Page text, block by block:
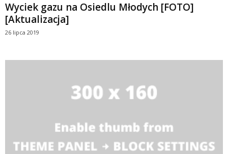
Wyciek gazu na Osiedlu Młodych [FOTO]
[Aktualizacja]
26 lipca 2019